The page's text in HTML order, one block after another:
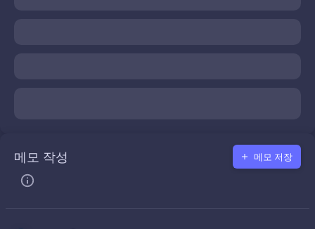
메모 작성 메모 저장